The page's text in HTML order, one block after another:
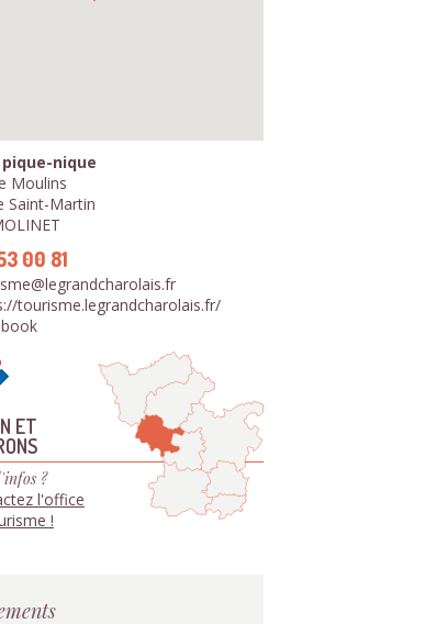
nique
Moulins
Saint-Martin
00 81
tourisme.legrandcharolais.fr/
ET
?
l'office
!